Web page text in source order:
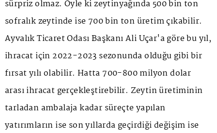
sürpriz olmaz. Öyle ki zeytinyağında 500 bin ton
sofralık zeytinde ise 700 bin ton üretim çıkabilir.
Ayvalık Ticaret Odası Başkanı Ali Uçar'a göre bu yıl,
ihracat için 2022-2023 sezonunda olduğu gibi bir
fırsat yılı olabilir. Hatta 700-800 milyon dolar
arası ihracat gerçekleştirebilir. Zeytin üretiminin
tarladan ambalaja kadar süreçte yapılan
yatırımların ise son yıllarda geçirdiği değişim ise